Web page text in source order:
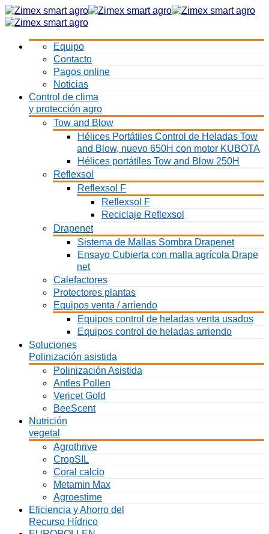
Equipo
Contacto
Pagos online
Noticias
Control de clima
y protección agro
Tow and Blow
Hélices Portátiles Control de Heladas Tow
and Blow, nuevo 650H con motor KUBOTA
Hélices portátiles Tow and Blow 250H
Reflexsol
Reflexsol F
Reflexsol F
Reciclaje Reflexsol
Drapenet
Sistema de Mallas Sombra Drapenet
Ensayo Cubierta con malla agrícola Drape
net
Calefactores
Protectores plantas
Equipos venta / arriendo
Equipos control de heladas venta usados
Equipos control de heladas arriendo
Soluciones
Polinización asistida
Polinización Asistida
Antles Pollen
Vericet Gold
BeeScent
Nutrición
vegetal
Agrothrive
CropSIL
Coral calcio
Metamin Max
Agroestime
Eficiencia y Ahorro del
Recurso Hídrico